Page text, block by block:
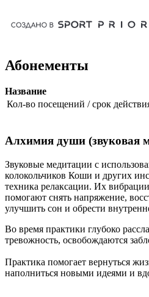
Абонементы
Название
Кол-во посещений / срок
Алхимия души (звуковая
Звуковые медитации с
колокольчиков Коши и других
техника релаксации. Их
помогают снять напряжение,
улучшить сон и обрести
Во время практики глубоко
тревожность, освобождаются
Практика помогает вернуться
наполниться новыми идеями и